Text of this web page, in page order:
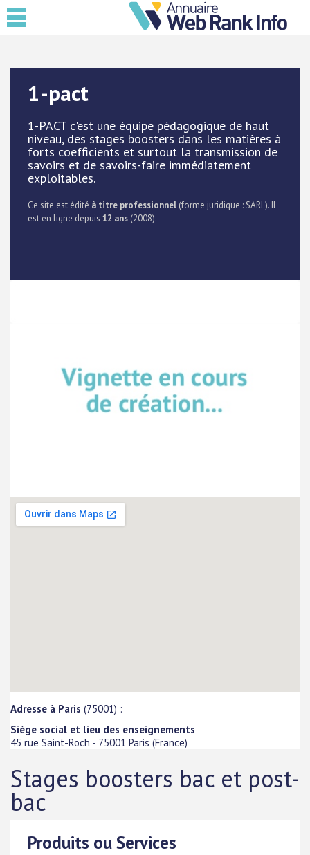
1-pact
1-PACT c'est une équipe pédagogique de haut
niveau, des stages boosters dans les matières à
forts coefficients et surtout la transmission de
savoirs et de savoirs-faire immédiatement
exploitables.
Ce site est édité à titre professionnel (forme juridique : SARL). Il
est en ligne depuis 12 ans (2008).
Adresse à Paris (75001) :
Siège social et lieu des enseignements
45 rue Saint-Roch - 75001 Paris (France)
Stages boosters bac et post-
bac
Produits ou Services